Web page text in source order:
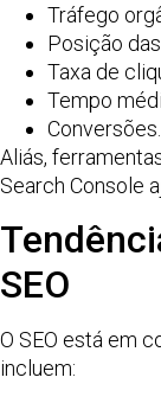
Tráfego
Posição
Taxa de
Tempo
Conversões.
Aliás,
Search Console
SEO
O SEO está em
incluem: